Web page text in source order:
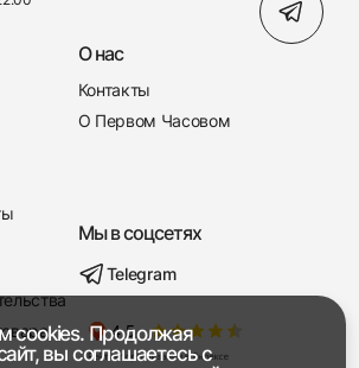
221-22-37
08:00 — 19:00
О нас
Контакты
О Первом Часовом
Мы в соцсетях
Telegram
cookies. Продолжая
вы соглашаетесь с